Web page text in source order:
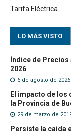
Tarifa Eléctrica
LO MÁS VISTO
Índice de
2026
6 de agosto de 2026
El impacto de los
la Provincia de
29 de marzo de
Persiste la caída